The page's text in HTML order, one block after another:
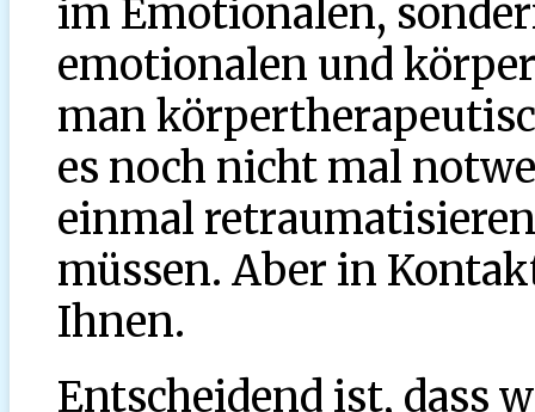
im Emotionalen,
emotionalen und
man
es noch nicht mal
einmal
müssen. Aber in
Ihnen.
Entscheidend ist, dass